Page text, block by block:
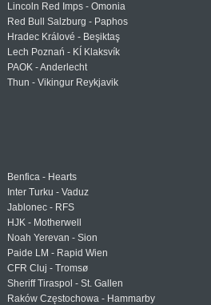
Lincoln Red Imps - Omonia
Red Bull Salzburg - Paphos
Hradec Králové - Beşiktaş
Lech Poznań - KÍ Klaksvík
PAOK - Anderlecht
Thun - Vikingur Reykjavik
Benfica - Hearts
Inter Turku - Vaduz
Jablonec - RFS
HJK - Motherwell
Noah Yerevan - Sion
Paide LM - Rapid Wien
CFR Cluj - Tromsø
Sheriff Tiraspol - St. Gallen
Raków Częstochowa - Hammarby